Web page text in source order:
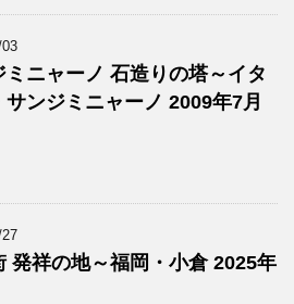
ミニャーノ 石造りの塔～イタ
サンジミニャーノ 2009年7月
発祥の地～福岡・小倉 2025年